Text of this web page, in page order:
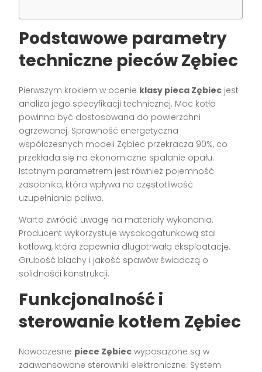
Podstawowe parametry
techniczne pieców Zębiec
Pierwszym krokiem w ocenie klasy pieca Zębiec jest
analiza jego specyfikacji technicznej. Moc kotła
powinna być dostosowana do powierzchni
ogrzewanej. Sprawność energetyczna
współczesnych modeli Zębiec przekracza 90%, co
przekłada się na ekonomiczne spalanie opału.
Istotnym parametrem jest również pojemność
zasobnika, która wpływa na częstotliwość
uzupełniania paliwa.
Warto zwrócić uwagę na materiały wykonania.
Producent wykorzystuje wysokogatunkową stal
kotłową, która zapewnia długotrwałą eksploatację.
Grubość blachy i jakość spawów świadczą o
solidności konstrukcji.
Funkcjonalność i
sterowanie kotłem Zębiec
Nowoczesne piece Zębiec wyposażone są w
zaawansowane sterowniki elektroniczne. System